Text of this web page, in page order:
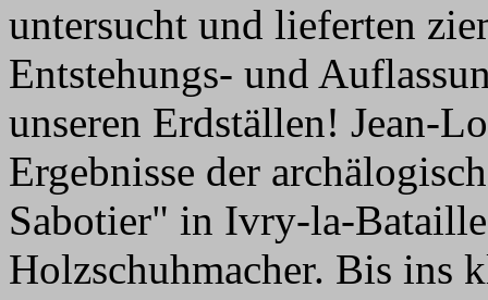
untersucht und lieferten
Entstehungs- und
unseren Erdställen! Jean-
Ergebnisse der
Sabotier" in Ivry-la-
Holzschuhmacher. Bis ins